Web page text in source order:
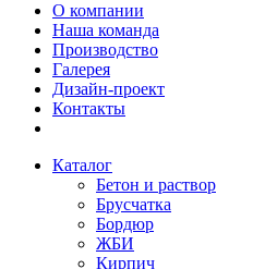
О компании
Наша команда
Производство
Галерея
Дизайн-проект
Контакты
Каталог
Бетон и раствор
Брусчатка
Бордюр
ЖБИ
Кирпич